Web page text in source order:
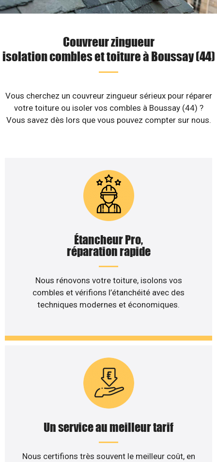
Couvreur zingueur
isolation combles et toiture à Boussay (44)
Vous cherchez un couvreur zingueur sérieux pour réparer
votre toiture ou isoler vos combles à Boussay (44) ?
Vous savez dès lors que vous pouvez compter sur nous.
Étancheur Pro,
réparation rapide
Nous rénovons votre toiture, isolons vos
combles et vérifions l’étanchéité avec des
techniques modernes et économiques.
Un service au meilleur tarif
Nous certifions très souvent le meilleur coût, en